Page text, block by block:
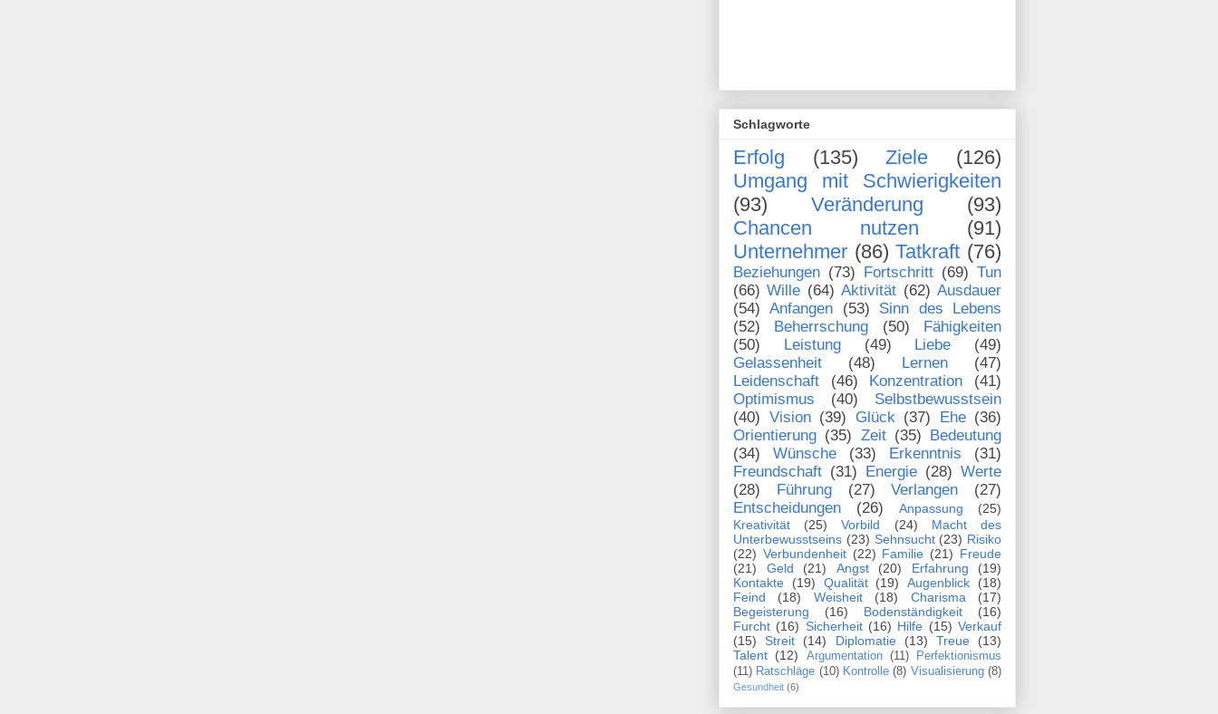
Schlagworte
Erfolg (135) Ziele
(126)
Umgang mit Schwierigkeiten
(93)
Veränderung
(93)
Chancen nutzen
(91)
Unternehmer (86) Tatkraft (76)
Beziehungen (73) Fortschritt (69) Tun
(66) Wille (64) Aktivität (62) Ausdauer
(54)
Anfangen (53)
Sinn des Lebens
(52)
Beherrschung (50)
Fähigkeiten
(50)
Leistung (49) Liebe
(49)
Gelassenheit
(48) Lernen
(47)
Leidenschaft
(46) Konzentration
(41)
Optimismus
(40)
Selbstbewusstsein
(40) Vision (39) Glück (37) Ehe (36)
Orientierung (35) Zeit (35) Bedeutung
(34)
Wünsche (33) Erkenntnis
(31)
Freundschaft (31) Energie (28) Werte
(28)
Führung (27) Verlangen
(27)
Entscheidungen
(26) Anpassung
(25)
Kreativität
(25) Vorbild (24)
Macht des
Unterbewusstseins (23) Sehnsucht (23) Risiko
(22) Verbundenheit (22) Familie (21) Freude
(21)
Geld (21) Angst (20) Erfahrung
(19)
Kontakte
(19) Qualität (19) Augenblick
(18)
Feind
(18) Weisheit (18) Charisma
(17)
Begeisterung
(16) Bodenständigkeit
(16)
Furcht (16) Sicherheit (16) Hilfe (15) Verkauf
(15)
Streit (14) Diplomatie (13) Treue
(13)
Talent (12) Argumentation (11)
Perfektionismus
(11) Ratschläge (10) Kontrolle (8) Visualisierung (8)
Gesundheit (6)